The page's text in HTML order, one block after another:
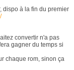
dispo à la fin du premier
convertir n'a pas
gagner du temps si
chaque rom, sinon ça